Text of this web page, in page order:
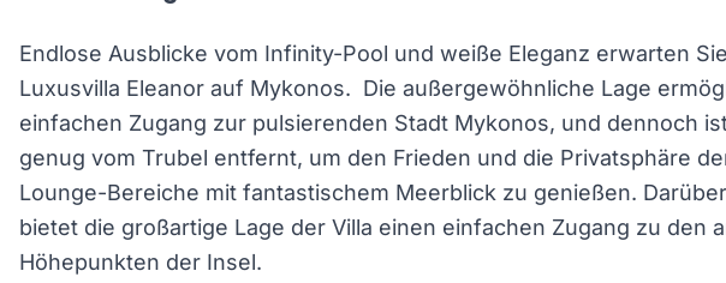
Endlose Ausblicke vom Infinity-Pool und weiße Eleganz erwarten
Luxusvilla Eleanor auf Mykonos. Die außergewöhnliche Lage
einfachen Zugang zur pulsierenden Stadt Mykonos, und dennoch
genug vom Trubel entfernt, um den Frieden und die Privatsphäre
Lounge-Bereiche mit fantastischem Meerblick zu genießen.
bietet die großartige Lage der Villa einen einfachen Zugang zu den
Höhepunkten der Insel.